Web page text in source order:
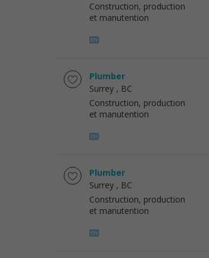
Construction, production
et manutention
Plumber
Surrey , BC
Construction, production
et manutention
Plumber
Surrey , BC
Construction, production
et manutention